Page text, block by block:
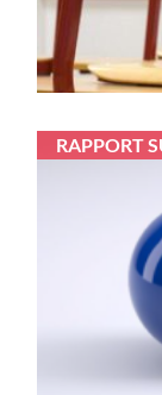
RAPPORT